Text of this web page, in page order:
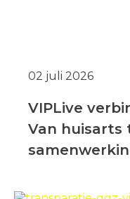
02 juli 2026
VIPLive
Van huisarts